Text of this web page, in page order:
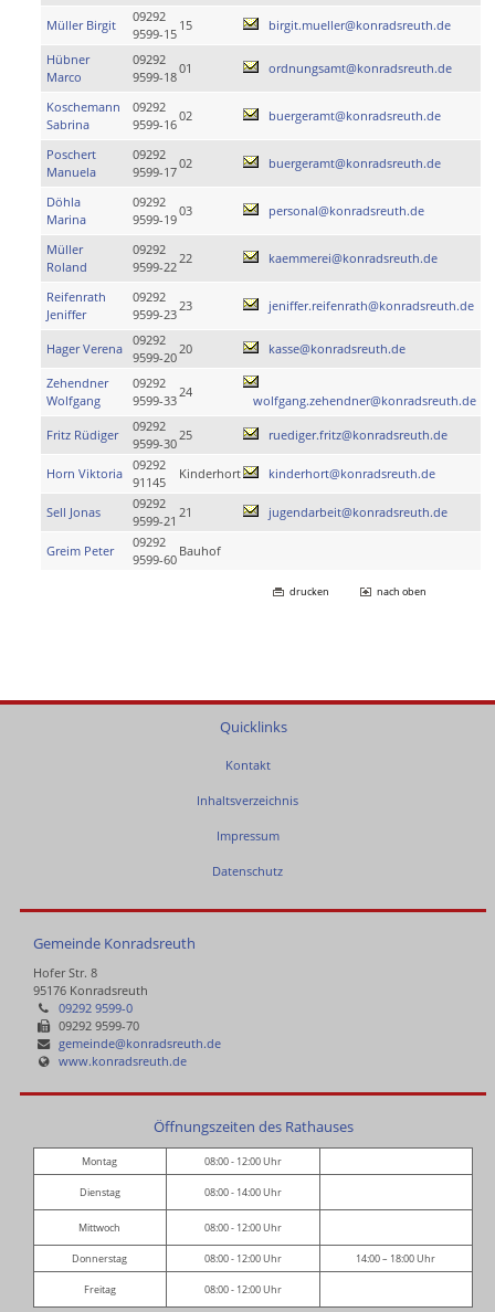
Müller Birgit
09292
9599-15
15 birgit.mueller@konradsreuth.de
Hübner
Marco
09292
9599-18
01 ordnungsamt@konradsreuth.de
Koschemann
Sabrina
09292
9599-16
02 buergeramt@konradsreuth.de
Poschert
Manuela
09292
9599-17
02 buergeramt@konradsreuth.de
Döhla
Marina
09292
9599-19
03 personal@konradsreuth.de
Müller
Roland
09292
9599-22
22 kaemmerei@konradsreuth.de
Reifenrath
Jeniffer
09292
9599-23
23 jeniffer.reifenrath@konradsreuth.de
Hager Verena
09292
9599-20
20 kasse@konradsreuth.de
Zehendner
Wolfgang
09292
9599-33
24
wolfgang.zehendner@konradsreuth.de
Fritz Rüdiger
09292
9599-30
25 ruediger.fritz@konradsreuth.de
Horn Viktoria
09292
91145
Kinderhort kinderhort@konradsreuth.de
Sell Jonas
09292
9599-21
21 jugendarbeit@konradsreuth.de
Greim Peter
09292
9599-60
Bauhof
drucken nach oben
Quicklinks
Kontakt
Inhaltsverzeichnis
Impressum
Datenschutz
Gemeinde Konradsreuth
Hofer Str. 8
95176 Konradsreuth
09292 9599-0
09292 9599-70
gemeinde@konradsreuth.de
www.konradsreuth.de
Öffnungszeiten des Rathauses
Montag 08:00 - 12:00 Uhr
Dienstag 08:00 - 14:00 Uhr
Mittwoch 08:00 - 12:00 Uhr
Donnerstag 08:00 - 12:00 Uhr 14:00 – 18:00 Uhr
Freitag 08:00 - 12:00 Uhr